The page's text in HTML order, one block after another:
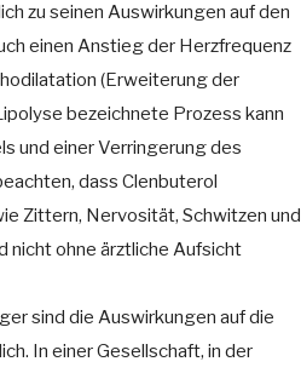
zu seinen Auswirkungen auf den
einen Anstieg der Herzfrequenz
(Erweiterung der
bezeichnete Prozess kann
und einer Verringerung des
dass Clenbuterol
Zittern, Nervosität, Schwitzen und
nicht ohne ärztliche Aufsicht
sind die Auswirkungen auf die
In einer Gesellschaft, in der